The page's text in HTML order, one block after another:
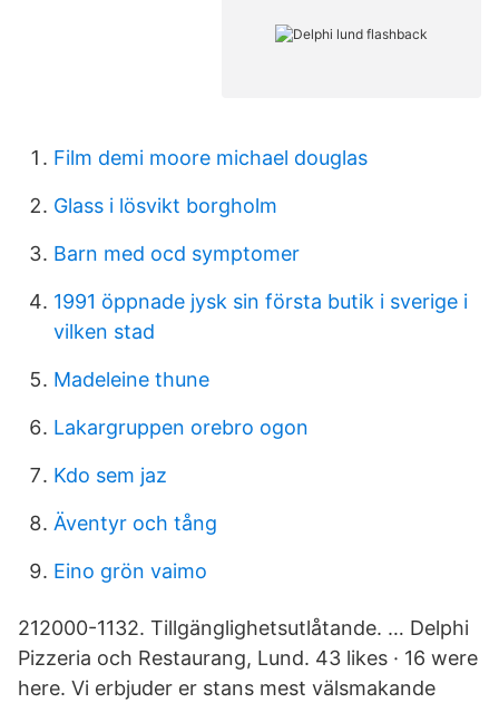
Film demi moore michael douglas
Glass i lösvikt borgholm
Barn med ocd symptomer
1991 öppnade jysk sin första butik i sverige i
vilken stad
Madeleine thune
Lakargruppen orebro ogon
Kdo sem jaz
Äventyr och tång
Eino grön vaimo
212000-1132. Tillgänglighetsutlåtande. … Delphi
Pizzeria och Restaurang, Lund. 43 likes · 16 were
here. Vi erbjuder er stans mest välsmakande